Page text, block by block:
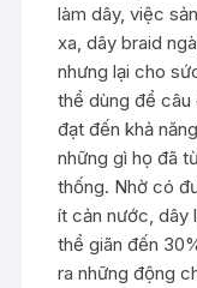
làm dây, việc
xa, dây braid
nhưng lại cho
thể dùng để câu
đạt đến khả
những gì họ đã
thống. Nhờ có
ít cản nước, dây
thể giãn đến
ra những động